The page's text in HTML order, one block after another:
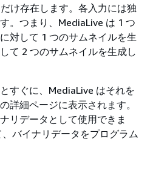
け存在します。各入力には独
。つまり、MediaLive は 1 つ
対して 1 つのサムネイルを生
て 2 つのサムネイルを生成し
すぐに、MediaLive はそれを
詳細ページに表示されます。
リデータとして使用できま
、バイナリデータをプログラム